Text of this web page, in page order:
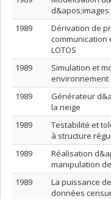
1989
Dérivation de
communication
LOTOS
1989
Simulation et
environnement
1989
Générateur
la neige
1989
Testabilité et
à structure
1989
Réalisation
manipulation
1989
La puissance
données